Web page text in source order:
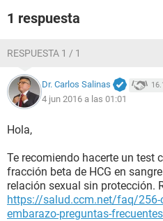
1 respuesta
RESPUESTA 1 / 1
Dr. Carlos Salinas
4 jun 2016 a las 01:01
Hola,
Te recomiendo hacerte un test
fracción beta de HCG en
relación sexual sin protección.
https://salud.ccm.net/faq/256-
embarazo-preguntas-frecuentes